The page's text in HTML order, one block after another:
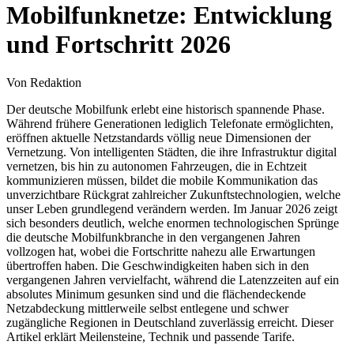
Mobilfunknetze: Entwicklung
und Fortschritt 2026
Von Redaktion
Der deutsche Mobilfunk erlebt eine historisch spannende Phase.
Während frühere Generationen lediglich Telefonate ermöglichten,
eröffnen aktuelle Netzstandards völlig neue Dimensionen der
Vernetzung. Von intelligenten Städten, die ihre Infrastruktur digital
vernetzen, bis hin zu autonomen Fahrzeugen, die in Echtzeit
kommunizieren müssen, bildet die mobile Kommunikation das
unverzichtbare Rückgrat zahlreicher Zukunftstechnologien, welche
unser Leben grundlegend verändern werden. Im Januar 2026 zeigt
sich besonders deutlich, welche enormen technologischen Sprünge
die deutsche Mobilfunkbranche in den vergangenen Jahren
vollzogen hat, wobei die Fortschritte nahezu alle Erwartungen
übertroffen haben. Die Geschwindigkeiten haben sich in den
vergangenen Jahren vervielfacht, während die Latenzzeiten auf ein
absolutes Minimum gesunken sind und die flächendeckende
Netzabdeckung mittlerweile selbst entlegene und schwer
zugängliche Regionen in Deutschland zuverlässig erreicht. Dieser
Artikel erklärt Meilensteine, Technik und passende Tarife.